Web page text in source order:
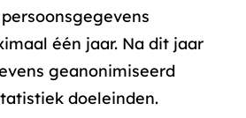
één jaar. Na dit jaar
geanonimiseerd
doeleinden.